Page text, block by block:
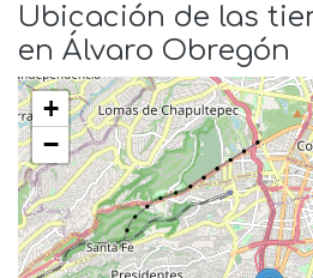
Ubicación de las
en Álvaro Obregón
+
−